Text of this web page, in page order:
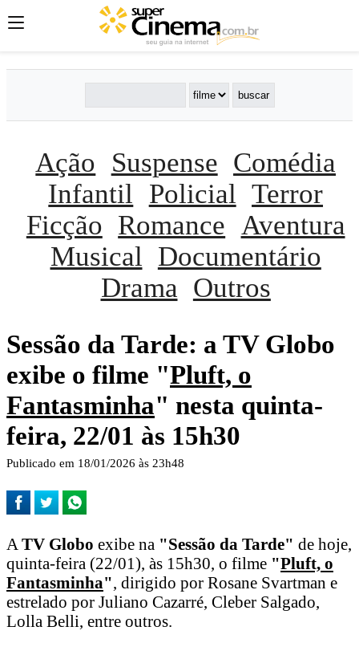
Ação Suspense Comédia
Infantil
Policial Terror
Ficção Romance Aventura
Musical
Documentário
Drama Outros
Sessão da Tarde: a TV Globo
exibe o filme "Pluft, o
Fantasminha" nesta quinta-
feira, 22/01 às 15h30
Publicado em 18/01/2026 às 23h48
A TV Globo exibe na "Sessão da Tarde" de hoje,
quinta-feira (22/01), às 15h30, o filme "Pluft, o
Fantasminha", dirigido por Rosane Svartman e
estrelado por Juliano Cazarré, Cleber Salgado,
Lolla Belli, entre outros.